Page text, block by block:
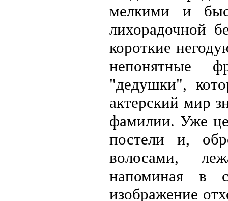
мелкими и
лихорадочной
короткие
непонятные
"дедушки",
актерский мир
фамилии. Уже
постели и,
волосами,
напоминая в
изображение